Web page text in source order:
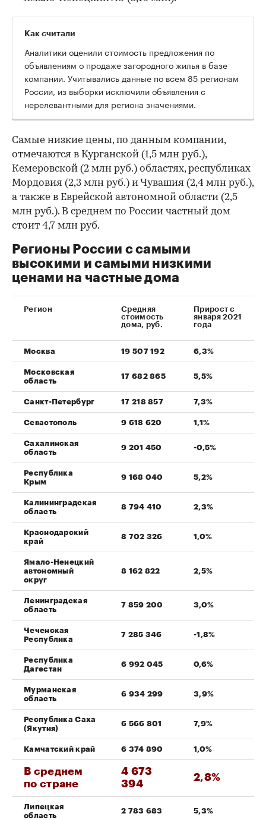
Как считали
Аналитики оценили стоимость предложения по
объявлениям о продаже загородного жилья в базе
компании. Учитывались данные по всем 85 регионам
России, из выборки исключили объявления с
нерелевантными для региона значениями.
Самые низкие цены, по данным компании,
отмечаются в Курганской (1,5 млн руб.),
Кемеровской (2 млн руб.) областях, республиках
Мордовия (2,3 млн руб.) и Чувашия (2,4 млн руб.),
а также в Еврейской автономной области (2,5
млн руб.). В среднем по России частный дом
стоит 4,7 млн руб.
Регионы России с самыми
высокими и самыми низкими
ценами на частные дома
Регион
Средняя
стоимость
дома, руб.
Прирост с
января 2021
года
Москва 19 507 192 6,3%
Московская
область
17 682 865 5,5%
Санкт-Петербург 17 218 857 7,3%
Севастополь 9 618 620 1,1%
Сахалинская
область
9 201 450 -0,5%
Республика
Крым
9 168 040 5,2%
Калининградская
область
8 794 410 2,3%
Краснодарский
край
8 702 326 1,0%
Ямало-Ненецкий
автономный
округ
8 162 822 2,5%
Ленинградская
область
7 859 200 3,0%
Чеченская
Республика
7 285 346 -1,8%
Республика
Дагестан
6 992 045 0,6%
Мурманская
область
6 934 299 3,9%
Республика Саха
(Якутия)
6 566 801 7,9%
Камчатский край 6 374 890 1,0%
В среднем
по стране
4 673
394
2,8%
Липецкая
область
2 783 683 5,3%